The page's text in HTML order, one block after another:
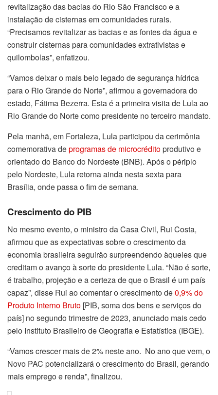
revitalização das bacias do Rio São Francisco e a
instalação de cisternas em comunidades rurais.
“Precisamos revitalizar as bacias e as fontes da água e
construir cisternas para comunidades extrativistas e
quilombolas”, enfatizou.
“Vamos deixar o mais belo legado de segurança hídrica
para o Rio Grande do Norte”, afirmou a governadora do
estado, Fátima Bezerra. Esta é a primeira visita de Lula ao
Rio Grande do Norte como presidente no terceiro mandato.
Pela manhã, em Fortaleza, Lula participou da cerimônia
comemorativa deprogramas de microcréditoprodutivo e
orientado do Banco do Nordeste (BNB). Após o périplo
pelo Nordeste, Lula retorna ainda nesta sexta para
Brasília, onde passa o fim de semana.
Crescimento do PIB
No mesmo evento, o ministro da Casa Civil, Rui Costa,
afirmou que as expectativas sobre o crescimento da
economia brasileira seguirão surpreendendo àqueles que
creditam o avanço à sorte do presidente Lula. “Não é sorte,
é trabalho, projeção e a certeza de que o Brasil é um país
capaz”, disse Rui ao comentar o crescimento de0,9% do
Produto Interno Bruto [PIB, soma dos bens e serviços do
país] no segundo trimestre de 2023, anunciado mais cedo
pelo Instituto Brasileiro de Geografia e Estatística (IBGE).
“Vamos crescer mais de 2% neste ano. No ano que vem, o
Novo PAC potencializará o crescimento do Brasil, gerando
mais emprego e renda”, finalizou.